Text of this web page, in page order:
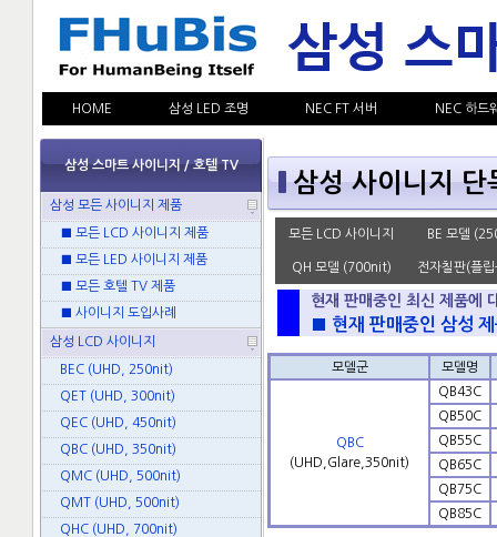
HOME 삼성 LED 조명 NEC FT 서버 NEC 하드
삼성 스마트 사이니지 / 호텔 TV
삼성 모든 사이니지 제품
■ 모든 LCD 사이니지 제품
■ 모든 LED 사이니지 제품
■ 모든 호텔 TV 제품
■ 사이니지 도입사례
삼성 LCD 사이니지
BEC (UHD, 250nit)
QET (UHD, 300nit)
QEC (UHD, 450nit)
QBC (UHD, 350nit)
QMC (UHD, 500nit)
QMT (UHD, 500nit)
QHC (UHD, 700nit)
삼성 사이니지 단
모든 LCD 사이니지 BE 모델
QH 모델 (700nit) 전자칠판(플
현재 판매중인 최신 제품에
■ 현재 판매중인 삼성
모델군 모델명
QBC
(UHD,Glare,350nit)
QB43C
QB50C
QB55C
QB65C
QB75C
QB85C